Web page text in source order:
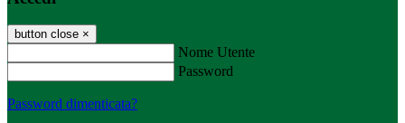
button close ×
Nome Utente
Password
Password dimenticata?